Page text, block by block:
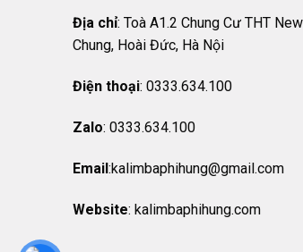
Địa chỉ: Toà A1.2 Chung Cư THT
Chung, Hoài Đức, Hà Nội
Điện thoại: 0333.634.100
Zalo: 0333.634.100
Email:kalimbaphihung@gmail.com
Website: kalimbaphihung.com